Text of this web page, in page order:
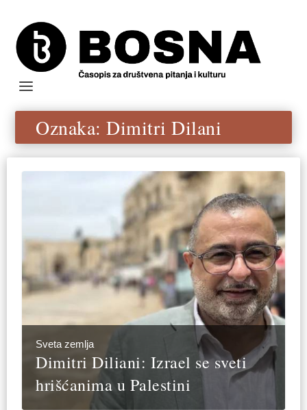
Oznaka:Dimitri Dilani
Sveta zemlja
Dimitri Diliani: Izrael se sveti
hrišćanima u Palestini